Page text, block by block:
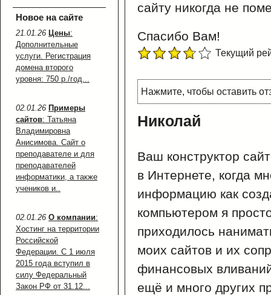
Новое на сайте
21.01.26 Цены:
Дополнительные
услуги. Регистрация
домена второго
уровня: 750 р./год...
02.01.26 Примеры
сайтов: Татьяна
Владимировна
Анисимова. Сайт о
преподавателе и для
преподавателей
информатики, а также
учеников и..
02.01.26 О компании:
Хостинг на территории
Российской
Федерации. С 1 июля
2015 года вступил в
силу Федеральный
Закон РФ от 31.12...
сайту никогда не
Спасибо Вам!
Текущий
Нажмите, чтобы оставить
Николай
Ваш конструктор
в Интернете, когда
информацию как
компьютером я
приходилось
моих сайтов и их
финансовых
ещё и много других